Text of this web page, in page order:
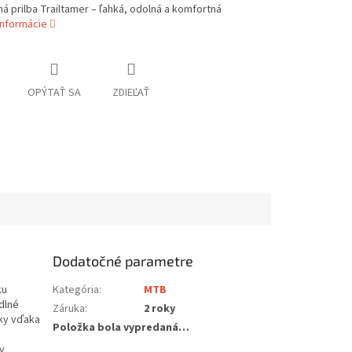
prilba Trailtamer – ľahká, odolná a komfortná
OPÝTAŤ SA ZDIEĽAŤ
vďaka
Dodatočné parametre
Kategória:
MTB
Záruka:
2 roky
Položka bola vypredaná…